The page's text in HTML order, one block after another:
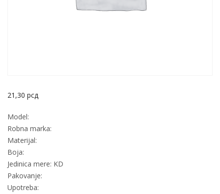
21,30 рсд
Model:
Robna marka:
Materijal:
Boja:
Jedinica mere: KD
Pakovanje:
Upotreba: